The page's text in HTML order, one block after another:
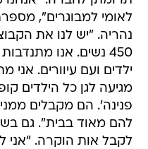
לאומי למבוגרים",
נהריה. "יש לנו את
450 נשים. אנו
ילדים ועם עיוורים. אני
מגיעה לגן כל הילדים
פנינה'. הם מקבלים
להם מאוד בבית". גם
לקבל אות הוקרה. "אני